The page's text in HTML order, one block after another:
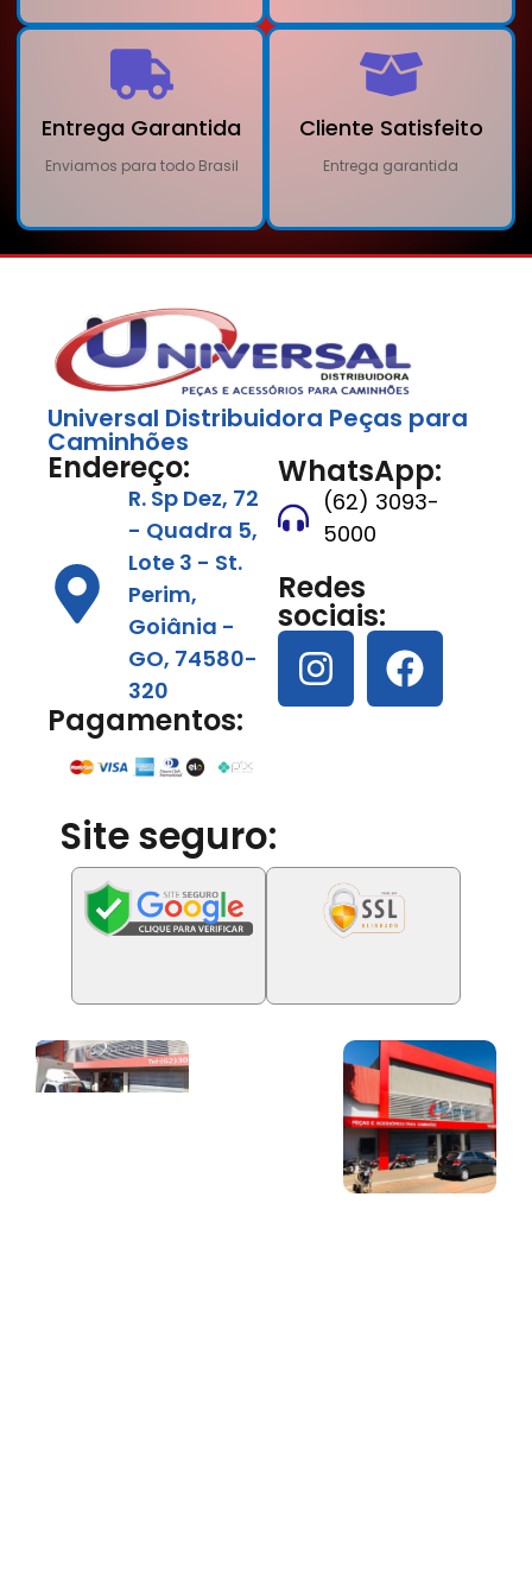
Entrega Garantida
Enviamos para todo Brasil
Cliente Satisfeito
Entrega garantida
Universal Distribuidora Peças para
Caminhões
Endereço:
R. Sp Dez, 72
- Quadra 5,
Lote 3 - St.
Perim,
Goiânia -
GO, 74580-
320
Pagamentos:
WhatsApp:
(62) 3093-
5000
Redes
sociais:
Site seguro: